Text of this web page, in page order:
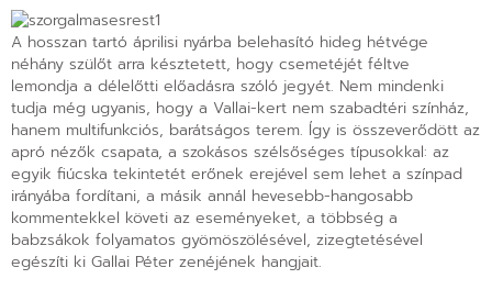
A hosszan tartó áprilisi nyárba belehasító hideg hétvége
néhány szülőt arra késztetett, hogy csemetéjét féltve
lemondja a délelőtti előadásra szóló jegyét. Nem mindenki
tudja még ugyanis, hogy a Vallai-kert nem szabadtéri színház,
hanem multifunkciós, barátságos terem. Így is összeverődött az
apró nézők csapata, a szokásos szélsőséges típusokkal: az
egyik fiúcska tekintetét erőnek erejével sem lehet a színpad
irányába fordítani, a másik annál hevesebb-hangosabb
kommentekkel követi az eseményeket, a többség a
babzsákok folyamatos gyömöszölésével, zizegtetésével
egészíti ki Gallai Péter zenéjének hangjait.